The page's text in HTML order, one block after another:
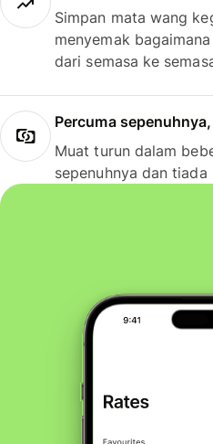
Simpan mata wang
menyemak
dari semasa ke
Percuma
Muat turun dalam
sepenuhnya dan